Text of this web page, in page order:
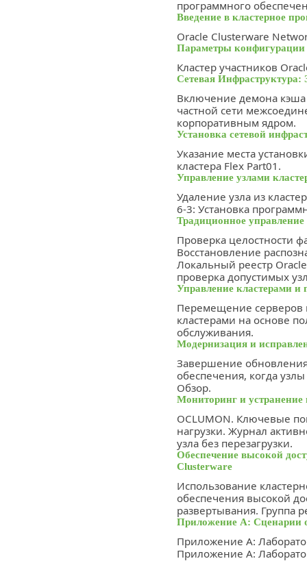
программного
Введение в кластерное
Oracle Clusterware
Параметры конфигурации
Кластер участников
Сетевая Инфраструктура:
Включение демона
частной сети
корпоративным ядром.
Установка сетевой
Указание места
кластера Flex Part01.
Управление узлами
Удаление узла из
6-3: Установка
Традиционное
Проверка целостности
Восстановление
Локальный реестр
проверка допустимых
Управление кластерами и
Перемещение серверов
кластерами на основе
обслуживания.
Модернизация и
Завершение
обеспечения, когда
Обзор.
Мониторинг и
OCLUMON. Ключевые
нагрузки. Журнал
узла без перезагрузки.
Обеспечение высокой
Clusterware
Использование
обеспечения высокой
развертывания. Группа
Приложение А: Сценарии
Приложение А:
Приложение А: